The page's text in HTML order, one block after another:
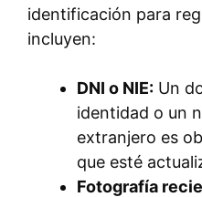
identificación para
incluyen:
DNI o NIE: Un
identidad o un
extranjero es
que esté
Fotografía